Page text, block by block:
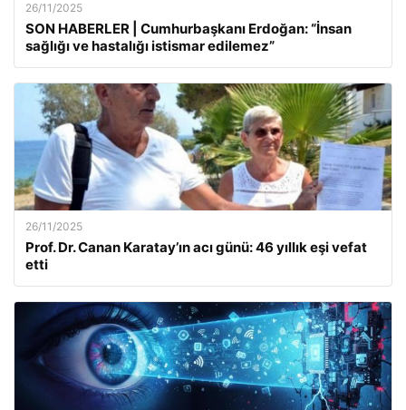
26/11/2025
SON HABERLER | Cumhurbaşkanı Erdoğan: “İnsan
sağlığı ve hastalığı istismar edilemez”
26/11/2025
Prof. Dr. Canan Karatay’ın acı günü: 46 yıllık eşi vefat
etti